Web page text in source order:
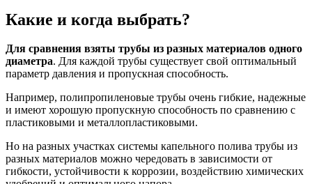
Какие и когда выбрать?
Для сравнения взяты трубы из разных материалов одного
диаметра. Для каждой трубы существует свой оптимальный
параметр давления и пропускная способность.
Например, полипропиленовые трубы очень гибкие, надежные
и имеют хорошую пропускную способность по сравнению с
пластиковыми и металлопластиковыми.
Но на разных участках системы капельного полива трубы из
разных материалов можно чередовать в зависимости от
гибкости, устойчивости к коррозии, воздействию химических